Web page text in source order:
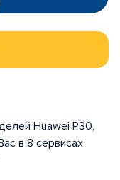
Huawei P30,
в 8 сервисах